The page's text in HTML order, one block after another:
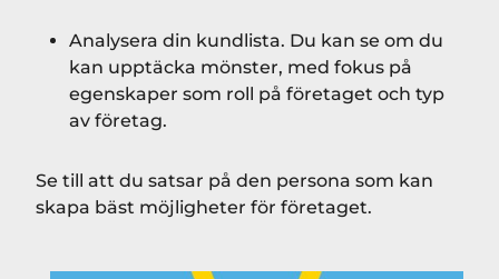
Analysera din kundlista. Du kan se om du
kan upptäcka mönster, med fokus på
egenskaper som roll på företaget och typ
av företag.
Se till att du satsar på den persona som kan
skapa bäst möjligheter för företaget.